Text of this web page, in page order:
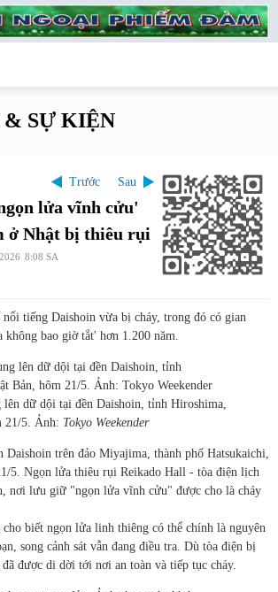
SỰ KIỆN
Trước Sau
lửa vĩnh cửu'
ở Nhật bị thiêu rụi
8:08 SA
tiếng Daishoin vừa bị cháy, trong đó có gian
bao giờ tắt' hơn 1.200 năm.
lên dữ dội tại đền Daishoin, tỉnh Hiroshima,
21/5. Ảnh: Tokyo Weekender
Daishoin trên đảo Miyajima, thành phố Hatsukaichi,
5. Ngọn lửa thiêu rụi Reikado Hall - tòa điện lịch
nơi lưu giữ "ngọn lửa vĩnh cửu" được cho là cháy
biết ngọn lửa linh thiêng có thể chính là nguyên
song cảnh sát vẫn đang điều tra. Dù tòa điện bị
được di dời tới nơi an toàn và tiếp tục cháy.